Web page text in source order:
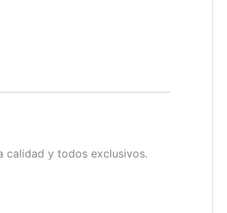
calidad y todos exclusivos.